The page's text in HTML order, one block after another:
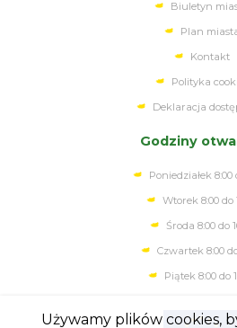
Biuletyn
Plan
Kontakt
Polityka
Deklaracja
Godziny
Poniedziałek 8:00
Wtorek 8:00 do
Środa 8:00 do
Czwartek 8:00
Piątek 8:00 do
Używamy plików cookies,